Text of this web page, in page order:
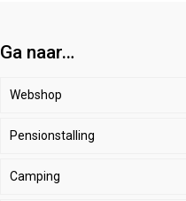
Ga naar…
Webshop
Paard
Beenbeschermers
Ruiter
Pensionstalling
Camping